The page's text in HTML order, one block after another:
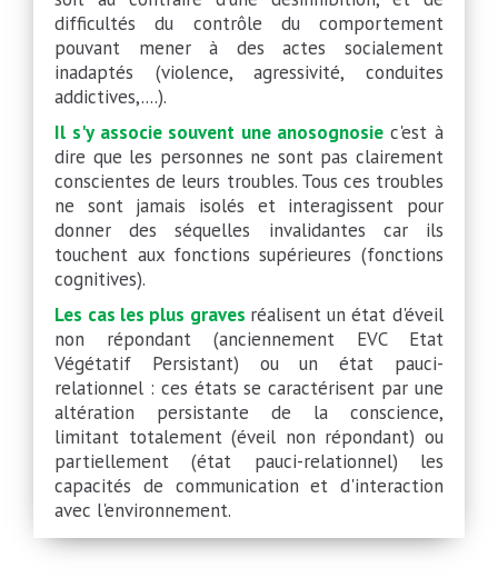
difficultés du contrôle du comportement
pouvant mener à des actes socialement
inadaptés (violence, agressivité, conduites
addictives,....).
Il s'y associe souvent une anosognosiec'est à
dire que les personnes ne sont pas clairement
conscientes de leurs troubles. Tous ces troubles
ne sont jamais isolés et interagissent pour
donner des séquelles invalidantes car ils
touchent aux fonctions supérieures (fonctions
cognitives).
Les cas les plus graves réalisent un état d'éveil
non répondant (anciennement EVC Etat
Végétatif Persistant) ou un état pauci-
relationnel : ces états se caractérisent par une
altération persistante de la conscience,
limitant totalement (éveil non répondant) ou
partiellement (état pauci-relationnel) les
capacités de communication et d'interaction
avec l'environnement.